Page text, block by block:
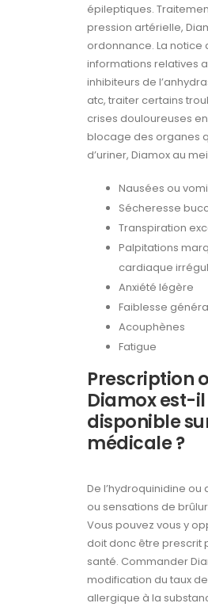
épileptiques.
pression artérielle,
ordonnance. La notice
informations relatives
inhibiteurs de
atc, traiter certains
crises douloureuses
blocage des organes
d’uriner, Diamox au
Nausées ou
Sécheresse
Transpiration
Palpitations
cardiaque
Anxiété légère
Faiblesse
Acouphènes
Fatigue
Prescription
Diamox est-
disponible
médicale ?
De l’hydroquinidine
ou sensations de
Vous pouvez vous y
doit donc être prescrit
santé. Commander
modification du taux
allergique à la